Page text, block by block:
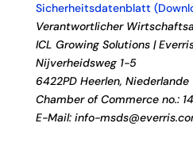
Sicherheitsdatenblatt
Verantwortlicher
ICL Growing Solutions |
Nijverheidsweg 1-5
6422PD Heerlen, Niederlande
Chamber of Commerce no.:
E-Mail: info-